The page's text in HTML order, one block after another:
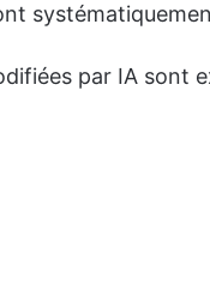
par IA sont